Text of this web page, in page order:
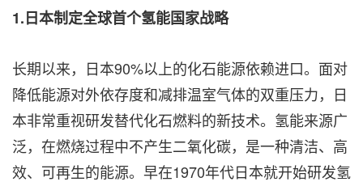
1.日本制定全球首个氢能国家战略
长期以来，日本90%以上的化石能源依赖进口。面对
降低能源对外依存度和减排温室气体的双重压力，日
本非常重视研发替代化石燃料的新技术。氢能来源广
泛，在燃烧过程中不产生二氧化碳，是一种清洁、高
效、可再生的能源。早在1970年代日本就开始研发氢